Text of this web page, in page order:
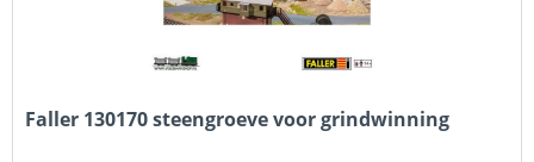
Faller 130170 steengroeve voor grindwinning